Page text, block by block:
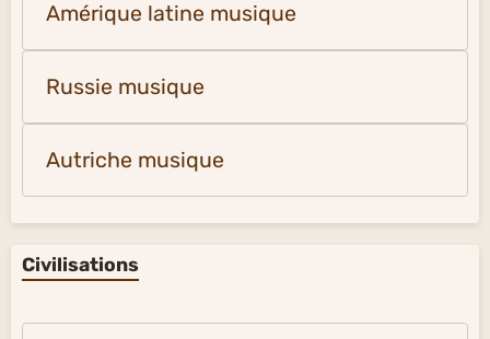
Amérique latine musique
Russie musique
Autriche musique
Civilisations